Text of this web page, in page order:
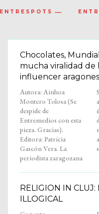
ENTRESPOTS
Chocolates,
mucha viralidad de
influencer
Autora: Ainhoa
Montero Tolosa (Se
despide de
Entremedios con esta
pieza. Gracias).
Editora: Patricia
Gascón Vera. La
periodista zaragozana
Sabina Banzo, tras
años como reportera
de televisión y locutora
de spots para grandes
marcas, comenzó su
andadura en redes
RELIGION IN CLUJ:
ILLOGICAL